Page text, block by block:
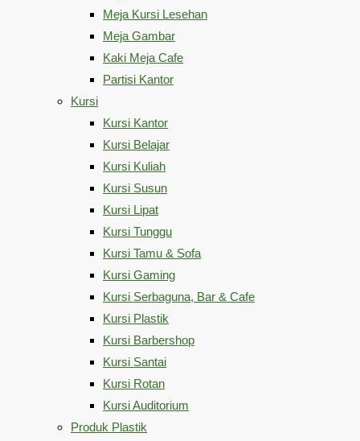
Meja Kursi Lesehan
Meja Gambar
Kaki Meja Cafe
Partisi Kantor
Kursi
Kursi Kantor
Kursi Belajar
Kursi Kuliah
Kursi Susun
Kursi Lipat
Kursi Tunggu
Kursi Tamu & Sofa
Kursi Gaming
Kursi Serbaguna, Bar & Cafe
Kursi Plastik
Kursi Barbershop
Kursi Santai
Kursi Rotan
Kursi Auditorium
Produk Plastik